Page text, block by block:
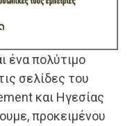
ένα πολύτιμο
σελίδες του
και Ηγεσίας
προκειμένου